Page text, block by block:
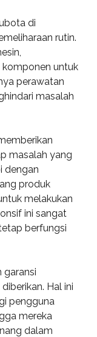
di
rutin.
komponen untuk
perawatan
masalah
masalah yang
dengan
produk
melakukan
ini sangat
berfungsi
garansi
Hal ini
pengguna
mereka
dalam